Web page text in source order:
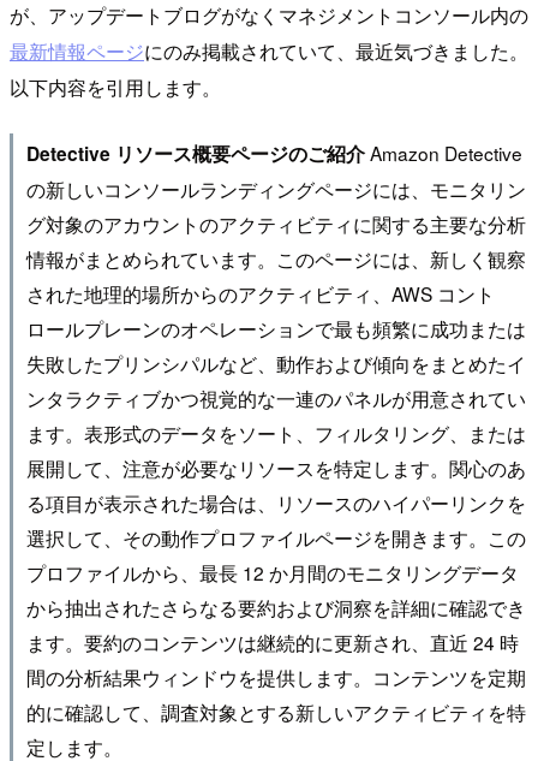
が、アップデートブログがなくマネジメントコンソール内の
最新情報ページにのみ掲載されていて、最近気づきました。
以下内容を引用します。
Detective リソース概要ページのご紹介Amazon Detective
の新しいコンソールランディングページには、モニタリン
グ対象のアカウントのアクティビティに関する主要な分析
情報がまとめられています。このページには、新しく観察
された地理的場所からのアクティビティ、AWS コント
ロールプレーンのオペレーションで最も頻繁に成功または
失敗したプリンシパルなど、動作および傾向をまとめたイ
ンタラクティブかつ視覚的な一連のパネルが用意されてい
ます。表形式のデータをソート、フィルタリング、または
展開して、注意が必要なリソースを特定します。関心のあ
る項目が表示された場合は、リソースのハイパーリンクを
選択して、その動作プロファイルページを開きます。この
プロファイルから、最長 12 か月間のモニタリングデータ
から抽出されたさらなる要約および洞察を詳細に確認でき
ます。要約のコンテンツは継続的に更新され、直近 24 時
間の分析結果ウィンドウを提供します。コンテンツを定期
的に確認して、調査対象とする新しいアクティビティを特
定します。